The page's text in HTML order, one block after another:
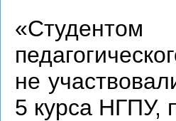
не
5 курса НГПУ,